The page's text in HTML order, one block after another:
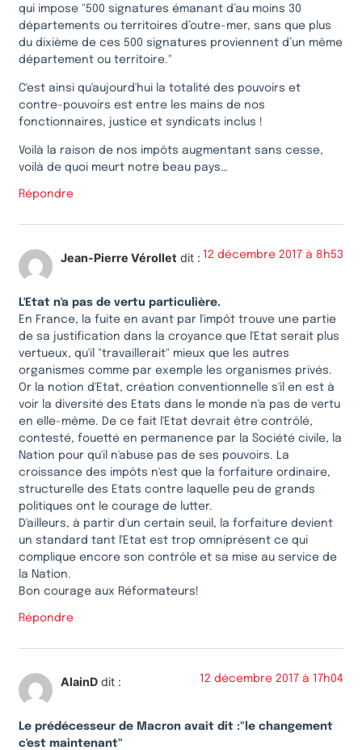
qui impose "500 signatures émanant d’au moins 30
départements ou territoires d’outre-mer, sans que plus
du dixième de ces 500 signatures proviennent d’un même
département ou territoire."
C'est ainsi qu'aujourd'hui la totalité des pouvoirs et
contre-pouvoirs est entre les mains de nos
fonctionnaires, justice et syndicats inclus !
Voilà la raison de nos impôts augmentant sans cesse,
voilà de quoi meurt notre beau pays…
Répondre
Jean-Pierre Vérollet dit : 12 décembre 2017 à 8h53
L'Etat n'a pas de vertu particulière.
En France, la fuite en avant par l'impôt trouve une partie
de sa justification dans la croyance que l'Etat serait plus
vertueux, qu'il "travaillerait" mieux que les autres
organismes comme par exemple les organismes privés.
Or la notion d'Etat, création conventionnelle s'il en est à
voir la diversité des Etats dans le monde n'a pas de vertu
en elle-même. De ce fait l'Etat devrait être contrôlé,
contesté, fouetté en permanence par la Société civile, la
Nation pour qu'il n'abuse pas de ses pouvoirs. La
croissance des impôts n'est que la forfaiture ordinaire,
structurelle des Etats contre laquelle peu de grands
politiques ont le courage de lutter.
D'ailleurs, à partir d'un certain seuil, la forfaiture devient
un standard tant l'Etat est trop omniprésent ce qui
complique encore son contrôle et sa mise au service de
la Nation.
Bon courage aux Réformateurs!
Répondre
AlainD dit : 12 décembre 2017 à 17h04
Le prédécesseur de Macron avait dit :"le changement
c'est maintenant"